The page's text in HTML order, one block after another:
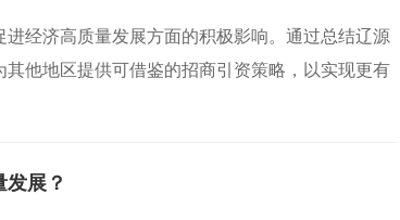
经济高质量发展方面的积极影响。通过总结辽源
他地区提供可借鉴的招商引资策略，以实现更有
展？